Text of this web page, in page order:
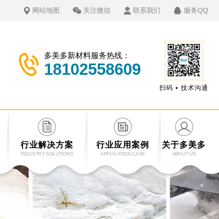
网站地图 关注微信 联系我们 服务QQ
多美多新材料服务热线：
18102558609
扫码 • 技术沟通
行业解决方案
INDUSTRY SOLUTIONS
行业应用案例
APPLICATION CASE
关于多美多
ABOUT US